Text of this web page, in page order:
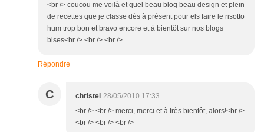
<br /> coucou me voilà et quel beau blog beau design et plein
de recettes que je classe dès à présent pour els faire le risotto
hum trop bon et bravo encore et à bientôt sur nos blogs
bises<br /> <br /> <br />
Répondre
C christel 28/05/2010 17:33
<br /> <br /> merci, merci et à très bientôt, alors!<br />
<br /> <br /> <br />